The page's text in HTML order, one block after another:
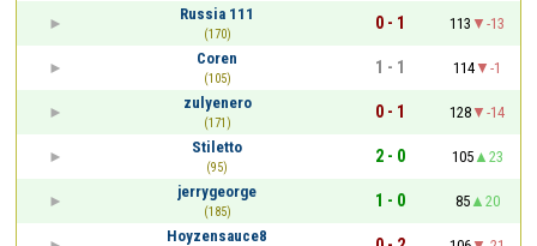
Russia 111
(170)
0 - 1 113
-13
Coren
(105)
1 - 1 114
-1
zulyenero
(171)
0 - 1 128
-14
Stiletto
(95)
2 - 0 105
23
jerrygeorge
(185)
1 - 0 85
20
Hoyzensauce8